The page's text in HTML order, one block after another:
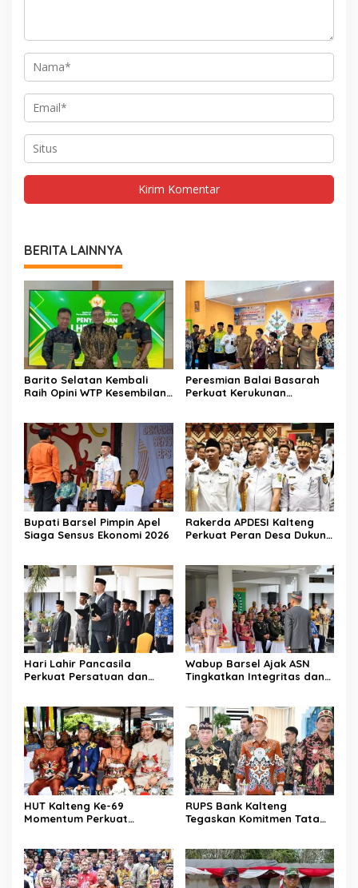
BERITA LAINNYA
Barito Selatan Kembali
Raih Opini WTP Kesembilan
Peresmian Balai Basarah
Perkuat Kerukunan
Bupati Barsel Pimpin Apel
Siaga Sensus Ekonomi 2026
Rakerda APDESI Kalteng
Perkuat Peran Desa Dukung
Hari Lahir Pancasila
Perkuat Persatuan dan
Wabup Barsel Ajak ASN
Tingkatkan Integritas dan
HUT Kalteng Ke-69
Momentum Perkuat
RUPS Bank Kalteng
Tegaskan Komitmen Tata